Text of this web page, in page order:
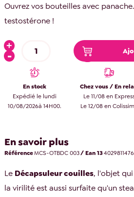
Ouvrez vos bouteilles avec
testostérone !
En stock
Expédié le lundi
10/08/2026à 14H00.
Chez vous / En
Le 11/08 en
Le 12/08 en
En savoir plus
RéférenceMCS-OTBDC 003/ Ean 13
Le Décapsuleur couilles, l'objet
la virilité est aussi surfaite qu'un